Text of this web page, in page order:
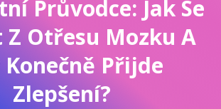
Průvodce: Jak Se
Otřesu Mozku A
Konečně Přijde
Zlepšení?